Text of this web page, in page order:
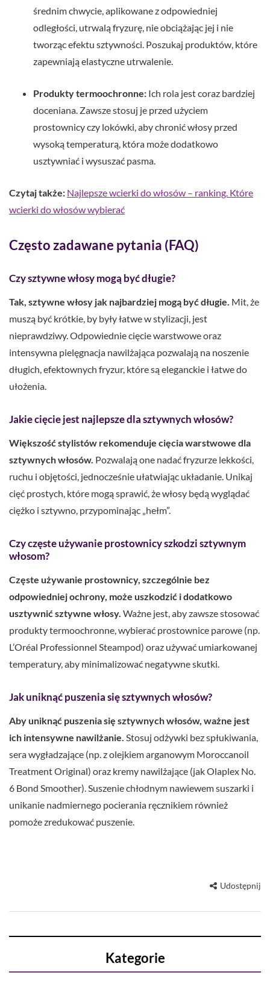
średnim chwycie, aplikowane z odpowiedniej
odległości, utrwalą fryzurę, nie obciążając jej i nie
tworząc efektu sztywności. Poszukaj produktów, które
zapewniają elastyczne utrwalenie.
Produkty termoochronne: Ich rola jest coraz bardziej
doceniana. Zawsze stosuj je przed użyciem
prostownicy czy lokówki, aby chronić włosy przed
wysoką temperaturą, która może dodatkowo
usztywniać i wysuszać pasma.
Czytaj także: Najlepsze wcierki do włosów – ranking. Które
wcierki do włosów wybierać
Często zadawane pytania (FAQ)
Czy sztywne włosy mogą być długie?
Tak, sztywne włosy jak najbardziej mogą być długie. Mit, że
muszą być krótkie, by były łatwe w stylizacji, jest
nieprawdziwy. Odpowiednie cięcie warstwowe oraz
intensywna pielęgnacja nawilżająca pozwalają na noszenie
długich, efektownych fryzur, które są eleganckie i łatwe do
ułożenia.
Jakie cięcie jest najlepsze dla sztywnych włosów?
Większość stylistów rekomenduje cięcia warstwowe dla
sztywnych włosów. Pozwalają one nadać fryzurze lekkości,
ruchu i objętości, jednocześnie ułatwiając układanie. Unikaj
cięć prostych, które mogą sprawić, że włosy będą wyglądać
ciężko i sztywno, przypominając „hełm”.
Czy częste używanie prostownicy szkodzi sztywnym
włosom?
Częste używanie prostownicy, szczególnie bez
odpowiedniej ochrony, może uszkodzić i dodatkowo
usztywnić sztywne włosy. Ważne jest, aby zawsze stosować
produkty termoochronne, wybierać prostownice parowe (np.
L’Oréal Professionnel Steampod) oraz używać umiarkowanej
temperatury, aby minimalizować negatywne skutki.
Jak uniknąć puszenia się sztywnych włosów?
Aby uniknąć puszenia się sztywnych włosów, ważne jest
ich intensywne nawilżanie. Stosuj odżywki bez spłukiwania,
sera wygładzające (np. z olejkiem arganowym Moroccanoil
Treatment Original) oraz kremy nawilżające (jak Olaplex No.
6 Bond Smoother). Suszenie chłodnym nawiewem suszarki i
unikanie nadmiernego pocierania ręcznikiem również
pomoże zredukować puszenie.
Udostępnij
Kategorie